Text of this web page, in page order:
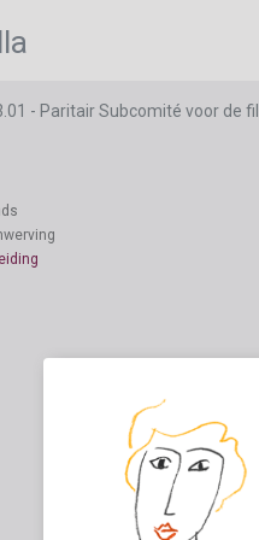
- Paritair Subcomité voor de